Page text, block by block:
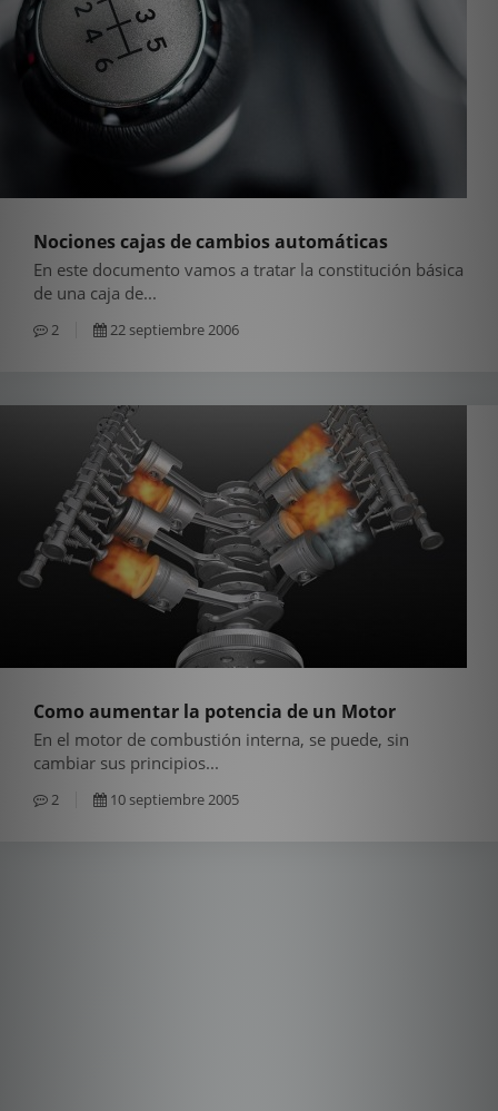
Nociones cajas de cambios automáticas
En este documento vamos a tratar la constitución básica
de una caja de...
2 22 septiembre 2006
Como aumentar la potencia de un Motor
En el motor de combustión interna, se puede, sin
cambiar sus principios...
2 10 septiembre 2005